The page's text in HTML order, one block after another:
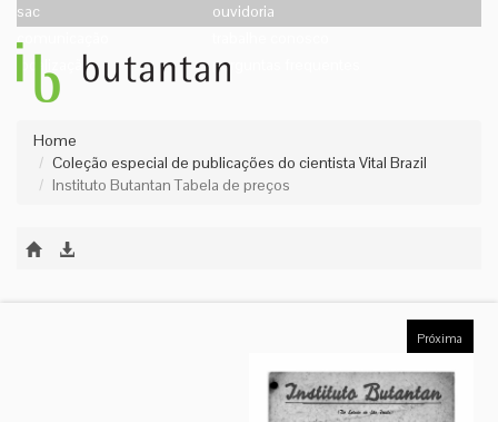
sac
ouvidoria
comunicação
localização
perguntas frequentes
Home
Coleção especial de publicações do cientista Vital Brazil
Instituto Butantan Tabela de preços
Próxima